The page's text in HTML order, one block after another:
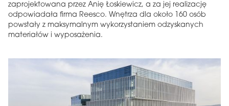
zaprojektowana przez Anię Łoskiewicz, a za jej realizację
odpowiadała firma Reesco. Wnętrza dla około 160 osób
powstały z maksymalnym wykorzystaniem odzyskanych
materiałów i wyposażenia.